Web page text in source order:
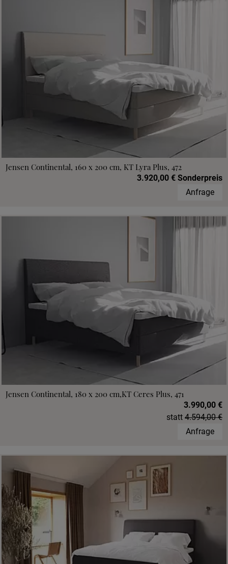
Jensen Continental, 160 x 200 cm, KT Lyra Plus, 472
3.920,00 € Sonderpreis
Anfrage
Jensen Continental, 180 x 200 cm,KT Ceres Plus, 471
3.990,00 €
statt 4.594,00 €
Anfrage